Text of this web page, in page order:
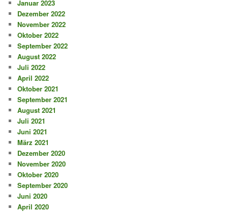
Januar 2023
Dezember 2022
November 2022
Oktober 2022
September 2022
August 2022
Juli 2022
April 2022
Oktober 2021
September 2021
August 2021
Juli 2021
Juni 2021
März 2021
Dezember 2020
November 2020
Oktober 2020
September 2020
Juni 2020
April 2020